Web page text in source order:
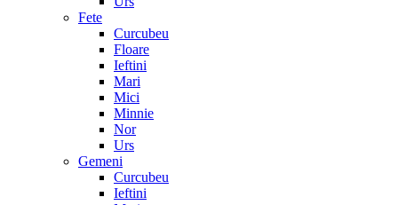
Fete
Curcubeu
Floare
Ieftini
Mari
Mici
Minnie
Nor
Urs
Gemeni
Curcubeu
Ieftini